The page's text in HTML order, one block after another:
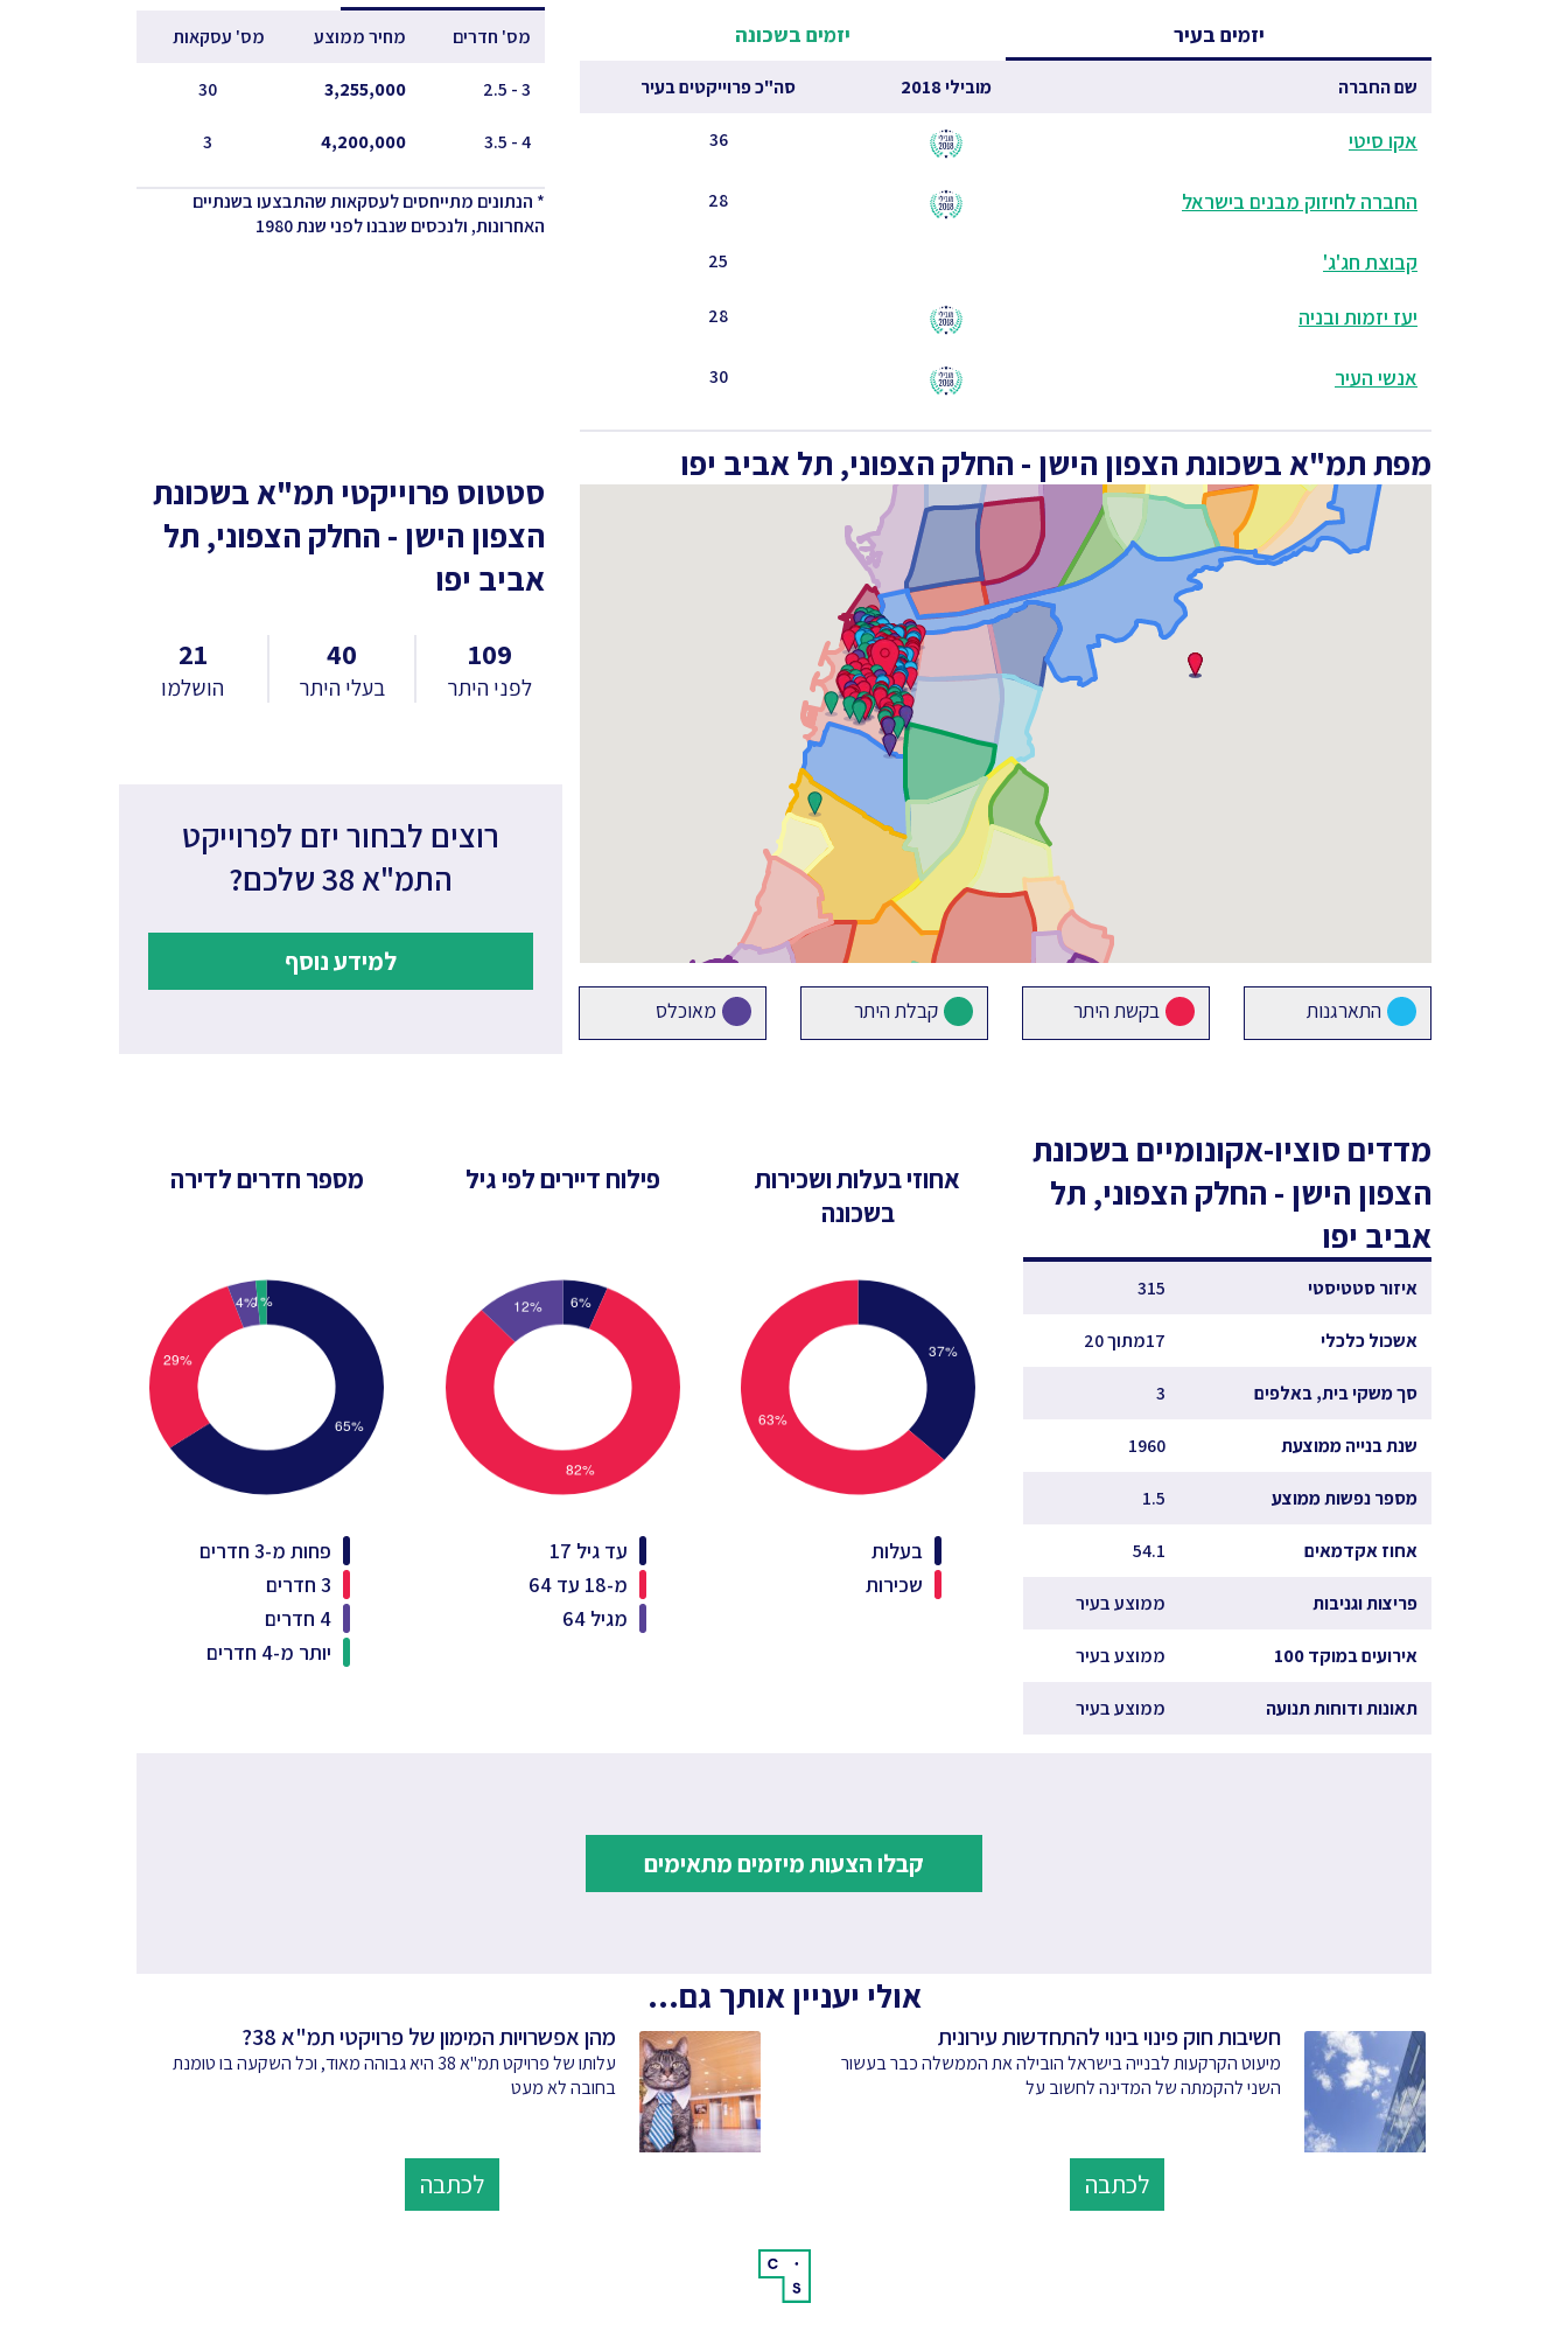
יזמים בעיר יזמים בשכונה
שם החברה מובילי 2018 סה"כ פרוייקטים בעיר
אקו סיטי 36
החברה לחיזוק מבנים בישראל 28
קבוצת חג'ג' 25
יעז יזמות ובניה 28
אנשי העיר 30
מס' חדרים מחיר ממוצע מס' עסקאות
3 - 2.5
3,255,000
30
4 - 3.5
4,200,000
3
* הנתונים מתייחסים לעסקאות שהתבצעו בשנתיים
האחרונות, ולנכסים שנבנו לפני שנת 1980
מפת תמ"א בשכונת הצפון הישן - החלק הצפוני, תל אביב יפו
התארגנות בקשת היתר קבלת היתר מאוכלס
סטטוס פרוייקטי תמ"אבשכונת
הצפון הישן - החלק הצפוני, תל
אביב יפו
109
לפני היתר
40
בעלי היתר
21
הושלמו
רוצים לבחור יזם לפרוייקט
התמ"א 38 שלכם?
למידע נוסף
מדדים סוציו-אקונומיים בשכונת
הצפון הישן - החלק הצפוני, תל
אביב יפו
איזור סטטיסטי 315
אשכול כלכלי 17מתוך 20
סך משקי בית, באלפים 3
שנת בנייה ממוצעת 1960
מספר נפשות ממוצע 1.5
אחוז אקדמאים 54.1
פריצות וגניבות ממוצע בעיר
אירועים במוקד 100 ממוצע בעיר
תאונות ודוחות תנועה ממוצע בעיר
אחוזי בעלות ושכירות
בשכונה
בעלות
שכירות
פילוח דיירים לפי גיל
עד גיל 17
מ-18 עד 64
מגיל 64
מספר חדרים לדירה
פחות מ-3 חדרים
3 חדרים
4 חדרים
יותר מ-4 חדרים
קבלו הצעות מיזמים מתאימים
אולי יעניין אותך גם...
חשיבות חוק פינוי בינוי להתחדשות עירונית
מיעוט הקרקעות לבנייה בישראל הובילה את הממשלה כבר בעשור
השני להקמתה של המדינה לחשוב על
לכתבה
מהן אפשרויות המימון של פרויקטי תמ"א 38?
עלותו של פרויקט תמ"א 38 היא גבוהה מאוד, וכל השקעה בו טומנת
בחובה לא מעט
לכתבה